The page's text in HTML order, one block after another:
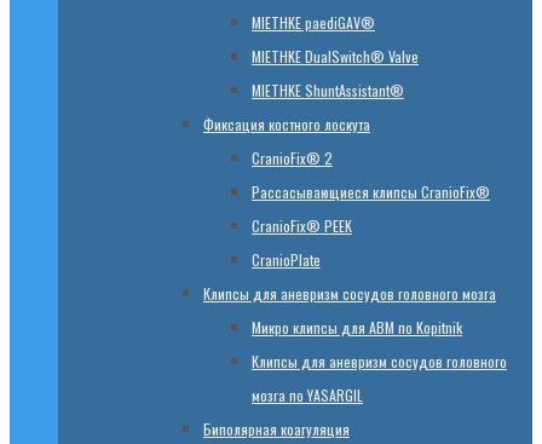
MIETHKE paediGAV®
MIETHKE DualSwitch® Valve
MIETHKE ShuntAssistant®
Фиксация костного лоскута
CranioFix® 2
Рассасывающиеся клипсы CranioFix®
CranioFix® PEEK
CranioPlate
Клипсы для аневризм сосудов головного мозга
Микро клипсы для АВМ по Kopitnik
Клипсы для аневризм сосудов головного
мозга по YASARGIL
Биполярная коагуляция